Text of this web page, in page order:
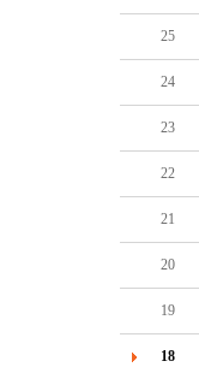
25
24
23
22
21
20
19
18